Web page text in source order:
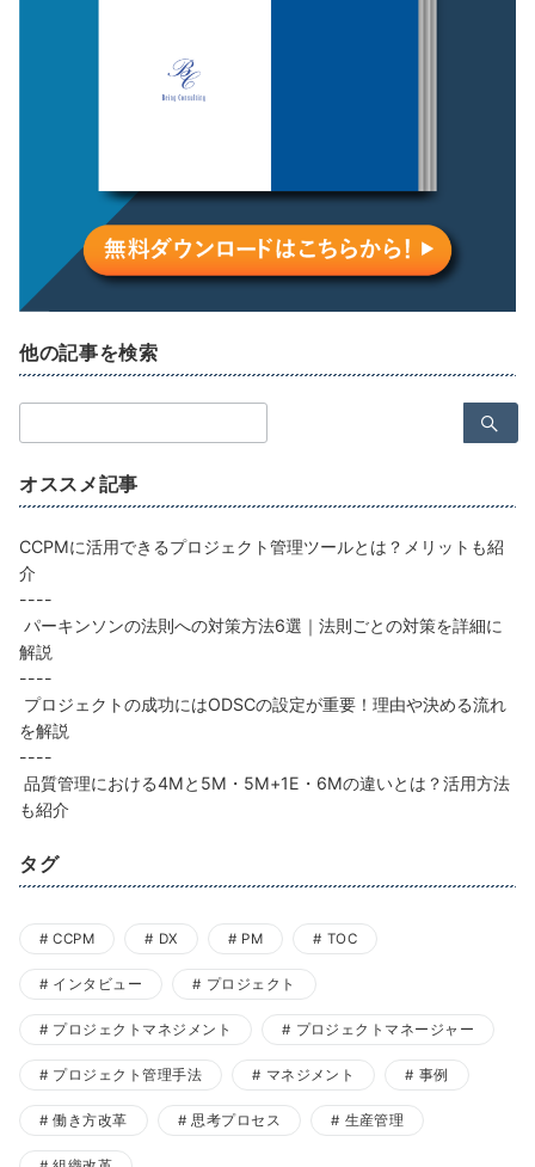
他の記事を検索
索：
オススメ記事
CCPMに活用できるプロジェクト管理ツールとは？メリットも紹
介
----
パーキンソンの法則への対策方法6選｜法則ごとの対策を詳細に
解説
----
プロジェクトの成功にはODSCの設定が重要！理由や決める流れ
を解説
----
品質管理における4Mと5M・5M+1E・6Mの違いとは？活用方法
も紹介
タグ
CCPM DX PM TOC
インタビュー プロジェクト
プロジェクトマネジメント プロジェクトマネージャー
プロジェクト管理手法 マネジメント 事例
働き方改革 思考プロセス 生産管理